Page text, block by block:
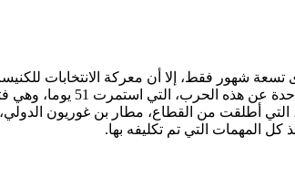
تسعة شهور فقط، إلا أن معركة الانتخابات
أطلقت من القطاع، مطار بن غوريون
كل المهمات التي تم تكليفه بها.